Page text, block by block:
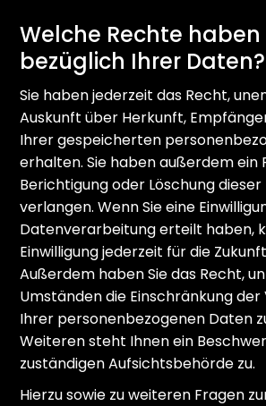
Welche Rechte haben
bezüglich Ihrer Daten?
Sie haben jederzeit das Recht,
Auskunft über Herkunft,
Ihrer gespeicherten
erhalten. Sie haben außerdem ein
Berichtigung oder Löschung
verlangen. Wenn Sie eine
Datenverarbeitung erteilt haben,
Einwilligung jederzeit für die
Außerdem haben Sie das Recht,
Umständen die Einschränkung
Ihrer personenbezogenen Daten
Weiteren steht Ihnen ein
zuständigen Aufsichtsbehörde zu.
Hierzu sowie zu weiteren Fragen